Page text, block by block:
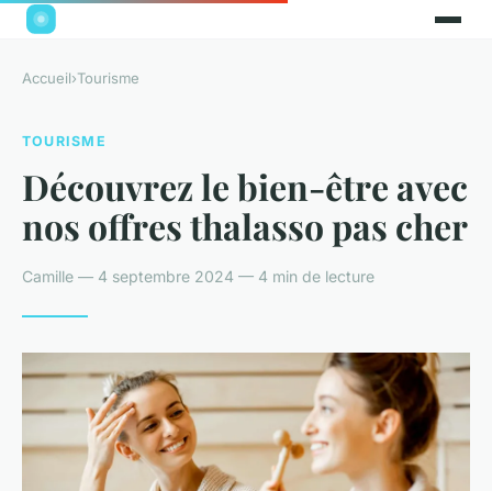
Accueil›Tourisme
TOURISME
Découvrez le bien-être avec
nos offres thalasso pas cher
Camille — 4 septembre 2024 — 4 min de lecture